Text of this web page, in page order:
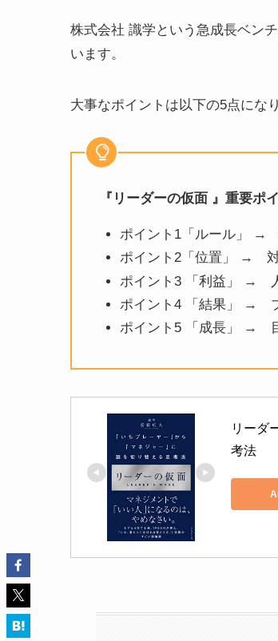
株式会社 識学という急成長ベン
います。
大事なポイントは以下の5点にな
『リーダーの仮面 』重要ポ
ポイント1「ルール」 →
ポイント2「位置」 → 対
ポイント3 「利益」 →
ポイント4 「結果」 →
ポイント5 「成長」 →
リーダ
考法